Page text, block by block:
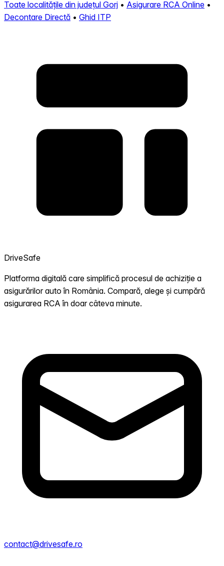
Toate localitățile din județul Gorj • Asigurare RCA Online •
Decontare Directă • Ghid ITP
DriveSafe
Platforma digitală care simplifică procesul de achiziție a
asigurărilor auto în România. Compară, alege și cumpără
asigurarea RCA în doar câteva minute.
contact@drivesafe.ro